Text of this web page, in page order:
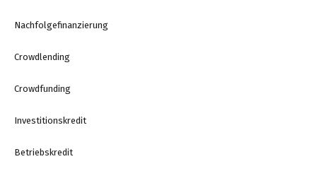
Nachfolgefinanzierung
Crowdlending
Crowdfunding
Investitionskredit
Betriebskredit